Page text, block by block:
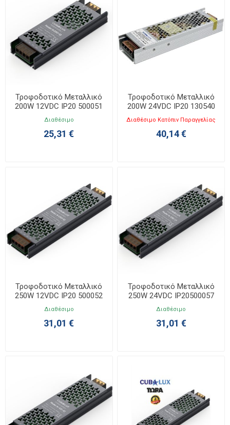
Τροφοδοτικό Μεταλλικό
200W 12VDC IP20 500051
Διαθέσιμο
25,31 €
Τροφοδοτικό Μεταλλικό
200W 24VDC IP20 130540
Διαθέσιμο Κατόπιν Παραγγελίας
40,14 €
Τροφοδοτικό Μεταλλικό
250W 12VDC IP20 500052
Διαθέσιμο
31,01 €
Τροφοδοτικό Μεταλλικό
250W 24VDC IP20500057
Διαθέσιμο
31,01 €